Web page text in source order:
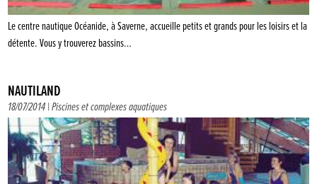
Le centre nautique Océanide, à Saverne, accueille petits et grands pour les loisirs et la
détente. Vous y trouverez bassins…
NAUTILAND
18/07/2014 |Piscines et complexes aquatiques